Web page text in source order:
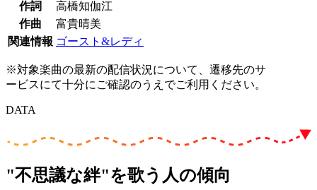
作詞
高橋知伽江
作曲
富貴晴美
関連情報 ゴースト&レディ
※対象楽曲の最新の配信状況について、遷移先のサ
ービスにて十分にご確認のうえでご利用ください。
DATA
"不思議な絆"を歌う人の傾向